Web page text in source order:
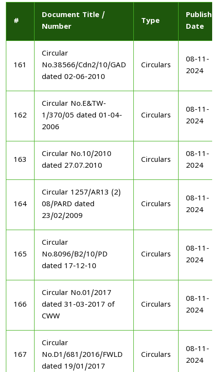
#
Document Title /
Number
Type
Date
161
Circular
No.38566/Cdn2/10/GAD
dated 02-06-2010
Circulars
08-11-
2024
162
Circular No.E&TW-
1/370/05 dated 01-04-
2006
Circulars
08-11-
2024
163
Circular No.10/2010
dated 27.07.2010
Circulars
08-11-
2024
164
Circular 1257/AR13 (2)
08/PARD dated
23/02/2009
Circulars
08-11-
2024
165
Circular
No.8096/B2/10/PD
dated 17-12-10
Circulars
08-11-
2024
166
Circular No.01/2017
dated 31-03-2017 of
CWW
Circulars
08-11-
2024
167
Circular
No.D1/681/2016/FWLD
dated 19/01/2017
Circulars
08-11-
2024